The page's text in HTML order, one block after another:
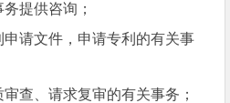
提供咨询；
请文件，申请专利的有关事
、请求复审的有关事务；